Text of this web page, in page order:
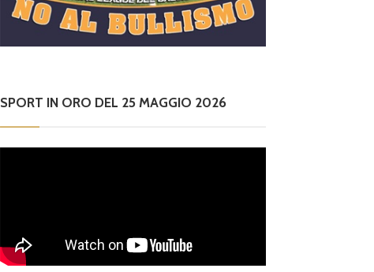
SPORT IN ORO DEL 25 MAGGIO 2026